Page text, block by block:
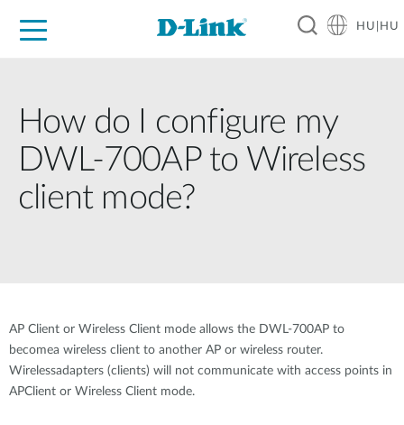
HU|HU
How do I configure my
DWL-700AP to Wireless
client mode?
AP Client or Wireless Client mode allows the DWL-700AP to
becomea wireless client to another AP or wireless router.
Wirelessadapters (clients) will not communicate with access points in
APClient or Wireless Client mode.